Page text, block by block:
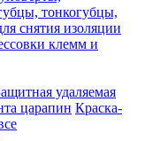
тонкогубцы,
снятия изоляции
клемм и
удаляемая
царапин Краска-